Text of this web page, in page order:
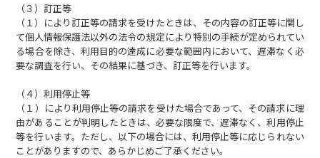
（３）訂正等
（１）により訂正等の請求を受けたときは、その内容の訂正等に関し
て個人情報保護法以外の法令の規定により特別の手続が定められてい
る場合を除き、利用目的の達成に必要な範囲内において、遅滞なく必
要な調査を行い、その結果に基づき、訂正等を行います。
（４）利用停止等
（１）により利用停止等の請求を受けた場合であって、その請求に理
由があることが判明したときは、必要な限度で、遅滞なく、利用停止
等を行います。ただし、以下の場合には、利用停止等に応じられない
ことがありますので、あらかじめご了承ください。